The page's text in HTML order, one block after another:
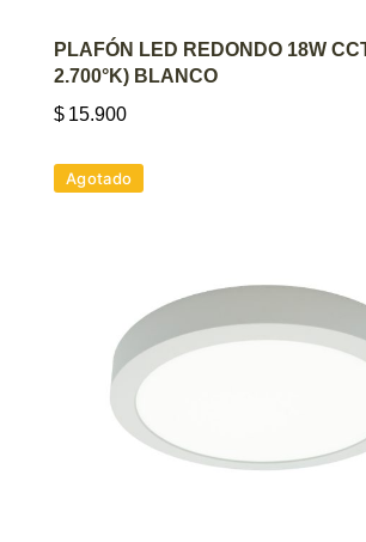
AGREGAR AL CARRITO
PLAFÓN LED REDONDO 18W
2.700°K) BLANCO
$ 15.900
Agotado